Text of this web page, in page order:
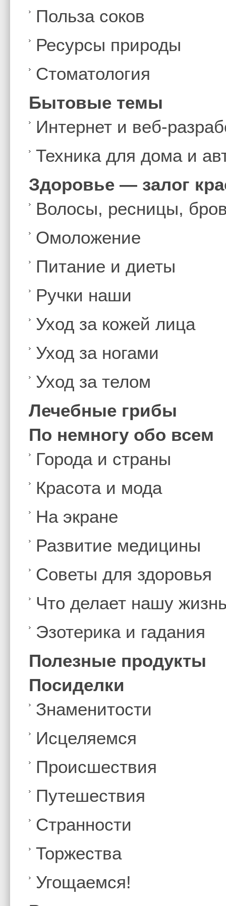
Польза соков
Ресурсы природы
Стоматология
Бытовые темы
Интернет и веб-
Техника для дома и
Здоровье — залог
Волосы, ресницы,
Омоложение
Питание и диеты
Ручки наши
Уход за кожей лица
Уход за ногами
Уход за телом
Лечебные грибы
По немногу обо всем
Города и страны
Красота и мода
На экране
Развитие медицины
Советы для здоровья
Что делает нашу
Эзотерика и гадания
Полезные продукты
Посиделки
Знаменитости
Иcцеляемся
Происшествия
Путешествия
Странности
Торжества
Угощаемся!